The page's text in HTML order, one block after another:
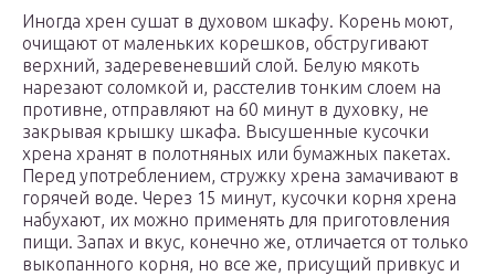
Иногда хрен сушат в духовом шкафу. Корень моют,
очищают от маленьких корешков, обстругивают
верхний, задеревеневший слой. Белую мякоть
нарезают соломкой и, расстелив тонким слоем на
противне, отправляют на 60 минут в духовку, не
закрывая крышку шкафа. Высушенные кусочки
хрена хранят в полотняных или бумажных пакетах.
Перед употреблением, стружку хрена замачивают в
горячей воде. Через 15 минут, кусочки корня хрена
набухают, их можно применять для приготовления
пищи. Запах и вкус, конечно же, отличается от только
выкопанного корня, но все же, присущий привкус и